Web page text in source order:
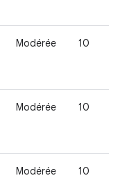
Modérée 10
Modérée 10
Modérée 10